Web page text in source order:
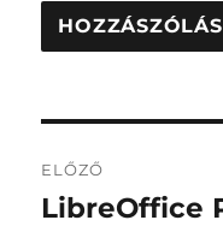
navigáció
ELŐZŐ
Korábbi
LibreOffice